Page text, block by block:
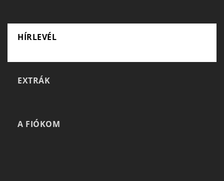
HÍRLEVÉL
EXTRÁK
A FIÓKOM